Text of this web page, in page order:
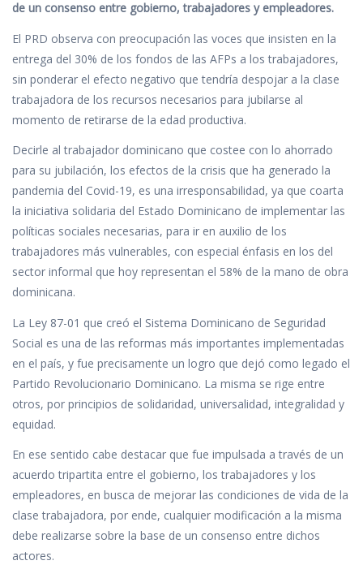
b
o
o
k
A
p
p
dI
n
p
ar
ti
r
de un consenso entre gobierno, trabajadores y empleadores.
El PRD observa con preocupación las voces que insisten en la
entrega del 30% de los fondos de las AFPs a los trabajadores,
sin ponderar el efecto negativo que tendría despojar a la clase
trabajadora de los recursos necesarios para jubilarse al
momento de retirarse de la edad productiva.
Decirle al trabajador dominicano que costee con lo ahorrado
para su jubilación, los efectos de la crisis que ha generado la
pandemia del Covid-19, es una irresponsabilidad, ya que coarta
la iniciativa solidaria del Estado Dominicano de implementar las
políticas sociales necesarias, para ir en auxilio de los
trabajadores más vulnerables, con especial énfasis en los del
sector informal que hoy representan el 58% de la mano de obra
dominicana.
La Ley 87-01 que creó el Sistema Dominicano de Seguridad
Social es una de las reformas más importantes implementadas
en el país, y fue precisamente un logro que dejó como legado el
Partido Revolucionario Dominicano. La misma se rige entre
otros, por principios de solidaridad, universalidad, integralidad y
equidad.
En ese sentido cabe destacar que fue impulsada a través de un
acuerdo tripartita entre el gobierno, los trabajadores y los
empleadores, en busca de mejorar las condiciones de vida de la
clase trabajadora, por ende, cualquier modificación a la misma
debe realizarse sobre la base de un consenso entre dichos
actores.